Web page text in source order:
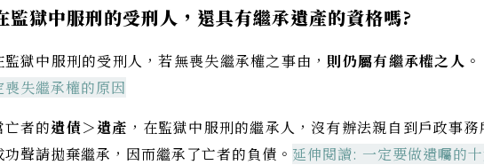
監獄中服刑的受刑人，還具有繼承遺產的資格嗎?
監獄中服刑的受刑人，若無喪失繼承權之事由， 則仍屬有繼承權之人 。
喪失繼承權的原因
亡者的遺債＞遺產 ，在監獄中服刑的繼承人，沒有辦法親自到戶政事
功聲請拋棄繼承，因而繼承了亡者的負債。 延伸閱讀: 一定要做遺囑的